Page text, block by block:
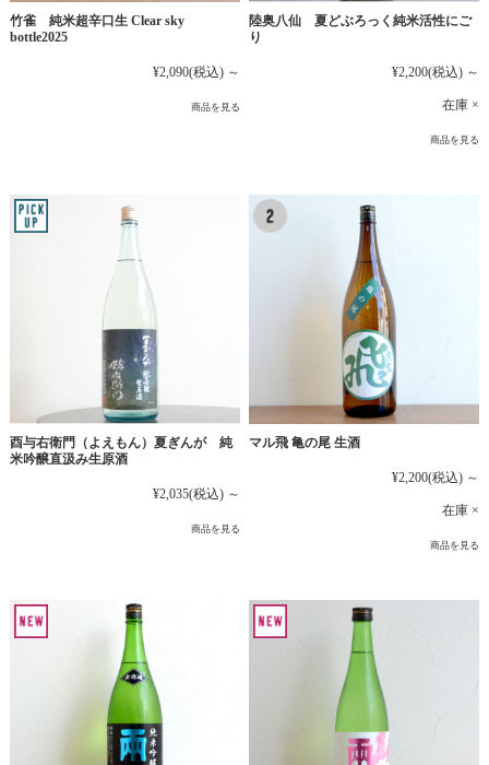
竹雀 純米超辛口生 Clear sky
bottle2025
¥2,090(税込) ～
商品を見る
陸奥八仙 夏どぶろっく純米活性にご
り
¥2,200(税込) ～
在庫 ×
商品を見る
酉与右衛門（よえもん）夏ぎんが 純
米吟醸直汲み生原酒
¥2,035(税込) ～
商品を見る
マル飛 亀の尾 生酒
¥2,200(税込) ～
在庫 ×
商品を見る